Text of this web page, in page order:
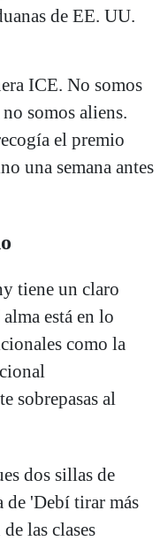
de EE. UU.
ICE. No somos
somos aliens.
el premio
una semana antes
tiene un claro
está en lo
como la
sobrepasas al
dos sillas de
de 'Debí tirar más
las clases